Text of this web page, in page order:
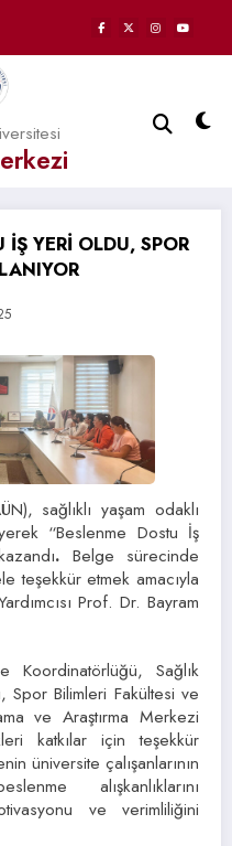
YERİ OLDU, SPOR
sağlıklı yaşam odaklı
“Beslenme Dostu İş
. Belge sürecinde
teşekkür etmek amacıyla
Prof. Dr. Bayram
Koordinatörlüğü, Sağlık
Spor Bilimleri Fakültesi ve
ve Araştırma Merkezi
katkılar için teşekkür
üniversite çalışanlarının
alışkanlıklarını
ve verimliliğini